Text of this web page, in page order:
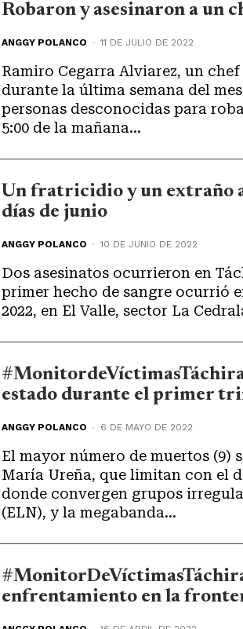
Robaron y asesinaron a un
ANGGY POLANCO - 11 DE JULIO DE 2022
Ramiro Cegarra Alviarez, un
durante la última semana del
personas desconocidas para
5:00 de la mañana...
Un fratricidio y un extraño
días de junio
ANGGY POLANCO - 10 DE JUNIO DE 2022
Dos asesinatos ocurrieron en
primer hecho de sangre ocurrió
2022, en El Valle, sector La
estado durante el primer
ANGGY POLANCO - 6 DE MAYO DE 2022
El mayor número de muertos (9)
María Ureña, que limitan con el
donde convergen grupos
(ELN), y la megabanda...
enfrentamiento en la